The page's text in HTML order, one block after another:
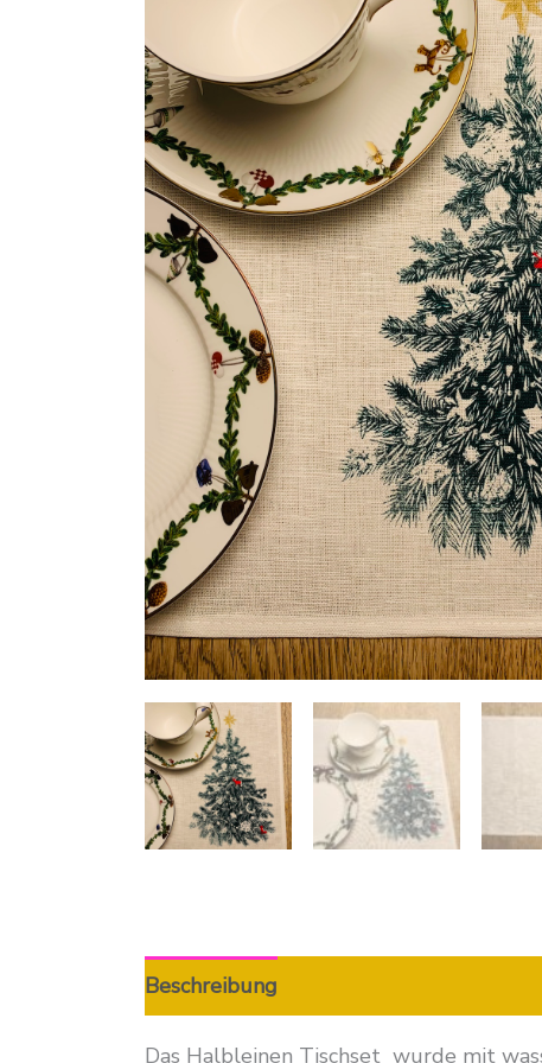
Beschreibung
Das Halbleinen Tischset wurde mit